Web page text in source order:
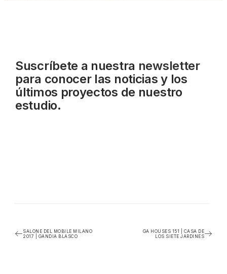
Suscríbete a nuestra newsletter
para conocer las noticias y los
últimos proyectos de nuestro
estudio.
SALONE DEL MOBILE MILANO
2017 | GANDIA BLASCO
GA HOUSES 151 | CASA DE
LOS SIETE JARDINES